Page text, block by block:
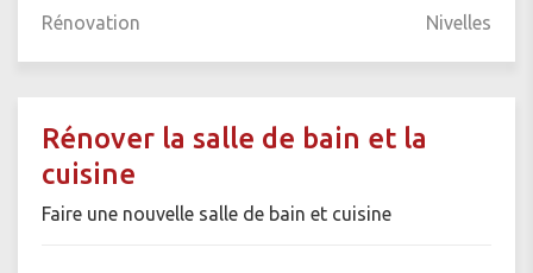
Rénovation Nivelles
Rénover la salle de bain et la
cuisine
Faire une nouvelle salle de bain et cuisine